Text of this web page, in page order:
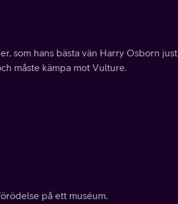
som hans bästa vän Harry Osborn just
måste kämpa mot Vulture.
på ett muséum.